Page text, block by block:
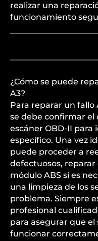
realizar una
funcionamiento
¿Cómo se puede
A3?
Para reparar un fallo
se debe confirmar
escáner OBD-II
específico. Una vez
puede proceder a
defectuosos, reparar
módulo ABS si es
una limpieza de los
problema. Siempre
profesional
para asegurar que el
funcionar